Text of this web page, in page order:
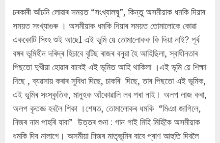
চৰকাৰী আঁচনি লোৱাৰ সময়ত “সংখ্যালঘূ”, কিন্তু অসমীয়াক ধমকি দিয়াৰ
সময়ত সংখ্যাগুৰু । অসমীয়াক ধমকি দিয়াৰ সময়ত তোমালোকে কোৱা
এককোটি সিংহ শুই আছেl এই ভূমি য়ে তোমালোকক কি দিয়া নাই? পূৰ্ব
বঙ্গৰ ভূমিহীন দৰিদ্ৰ হিচাবে বৃটিছ ৰাজৰ বনুৱা হৈ আহিছিলা, স্বাধীনতাৰ
পিছতো দুখীয়া হোৱাৰ বাবেই এই ভূমিত আহি থাকিলা ।এই ভূমি য়ে শিক্ষা
দিছে , ব্যৱসায় কৰাৰ সুবিধা দিছে, চাকৰি দিছে, তাৰ পিছতো এই ভূমিক,
এই ভূমিৰ সংস্কৃতিক, মানুহক আঁকোৱালি লব পৰা নাই। অলপ লাজ কৰা,
অলপ কৃতজ্ঞ হবলৈ শিকা ।শেষত, তোমালোকৰ ধমকি “মিঞা জাগিলে,
নিজৰ নাম পাহৰি যাবা” উত্তৰ শুনা : গান গাই মিহি মিহিকৈ অসমীয়াক
ধমকি দিব নালাগে। অসমীয়া নিজৰ মাতৃভূমিৰ বাবে প্ৰাণ আহুতি দিবলৈ